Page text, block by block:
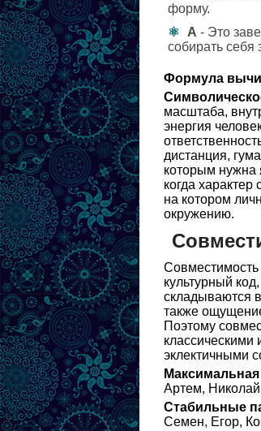
форму.
А - Это
собирать себя
Формула
масштаба,
энергия
дистанция,
которым нужна
когда характер
на котором
окружению.
культурный
складываются
также
Поэтому
эклектичными
Артем,
Стабильные
Семен, Егор,